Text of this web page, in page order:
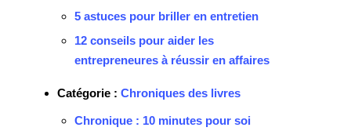
5 astuces pour briller en entretien
12 conseils pour aider les
entrepreneures à réussir en affaires
Catégorie : Chroniques des livres
Chronique : 10 minutes pour soi